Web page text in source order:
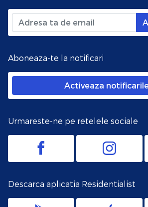
Aboneaza-te la notificari
Activeaza
Urmareste-ne pe retelele sociale
Descarca aplicatia Residentialist